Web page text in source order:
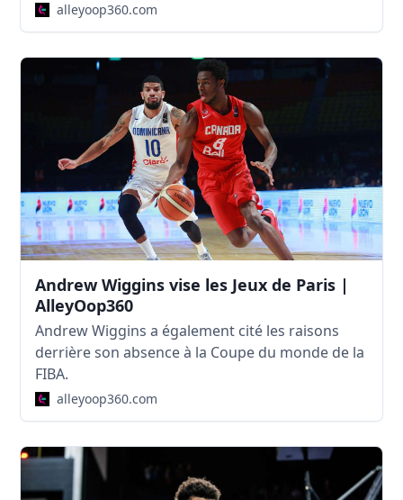
alleyoop360.com
Andrew Wiggins vise les Jeux de Paris |
AlleyOop360
Andrew Wiggins a également cité les raisons
derrière son absence à la Coupe du monde de la
FIBA.
alleyoop360.com